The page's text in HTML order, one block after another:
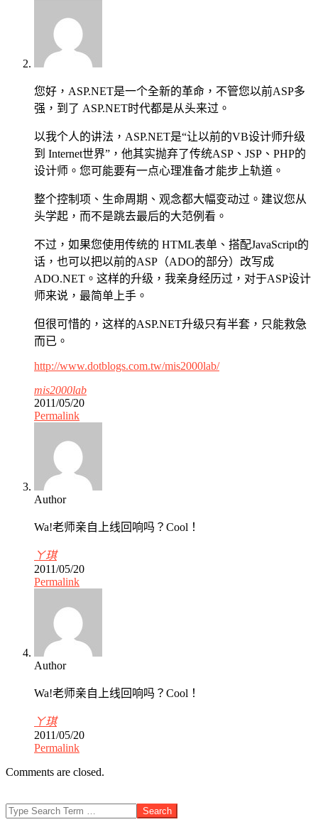
您好，ASP.NET是一个全新的革命，不管您以前ASP多
强，到了 ASP.NET时代都是从头来过。
以我个人的讲法，ASP.NET是“让以前的VB设计师升级
到 Internet世界”，他其实抛弃了传统ASP、JSP、PHP的
设计师。您可能要有一点心理准备才能步上轨道。
整个控制项、生命周期、观念都大幅变动过。建议您从
头学起，而不是跳去最后的大范例看。
不过，如果您使用传统的 HTML表单、搭配JavaScript的
话，也可以把以前的ASP（ADO的部分）改写成
ADO.NET。这样的升级，我亲身经历过，对于ASP设计
师来说，最简单上手。
但很可惜的，这样的ASP.NET升级只有半套，只能救急
而已。
http://www.dotblogs.com.tw/mis2000lab/
mis2000lab
2011/05/20
Permalink
Author
Wa!老师亲自上线回响吗？Cool！
ㄚ琪
2011/05/20
Permalink
Author
Wa!老师亲自上线回响吗？Cool！
ㄚ琪
2011/05/20
Permalink
Comments are closed.
Search